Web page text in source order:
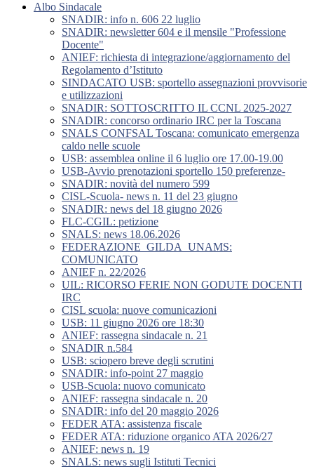
Albo Sindacale
SNADIR: info n. 606 22 luglio
SNADIR: newsletter 604 e il mensile "Professione
Docente"
ANIEF: richiesta di integrazione/aggiornamento del
Regolamento d’Istituto
SINDACATO USB: sportello assegnazioni provvisorie
e utilizzazioni
SNADIR: SOTTOSCRITTO IL CCNL 2025-2027
SNADIR: concorso ordinario IRC per la Toscana
SNALS CONFSAL Toscana: comunicato emergenza
caldo nelle scuole
USB: assemblea online il 6 luglio ore 17.00-19.00
USB-Avvio prenotazioni sportello 150 preferenze-
SNADIR: novità del numero 599
CISL-Scuola- news n. 11 del 23 giugno
SNADIR: news del 18 giugno 2026
FLC-CGIL: petizione
SNALS: news 18.06.2026
FEDERAZIONE_GILDA_UNAMS:
COMUNICATO
ANIEF n. 22/2026
UIL: RICORSO FERIE NON GODUTE DOCENTI
IRC
CISL scuola: nuove comunicazioni
USB: 11 giugno 2026 ore 18:30
ANIEF: rassegna sindacale n. 21
SNADIR n.584
USB: sciopero breve degli scrutini
SNADIR: info-point 27 maggio
USB-Scuola: nuovo comunicato
ANIEF: rassegna sindacale n. 20
SNADIR: info del 20 maggio 2026
FEDER ATA: assistenza fiscale
FEDER ATA: riduzione organico ATA 2026/27
ANIEF: news n. 19
SNALS: news sugli Istituti Tecnici